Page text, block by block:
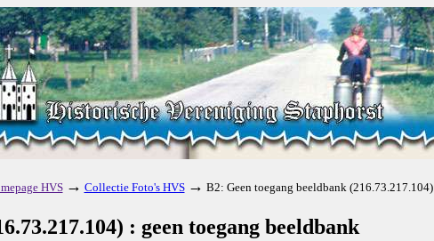
HVS → Collectie Foto's HVS → B2: Geen toegang beeldbank (216.73.217.104)
: geen toegang beeldbank